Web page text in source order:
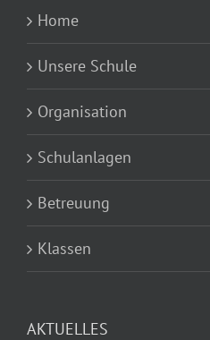
Home
Unsere Schule
Organisation
Schulanlagen
Betreuung
Klassen
AKTUELLES